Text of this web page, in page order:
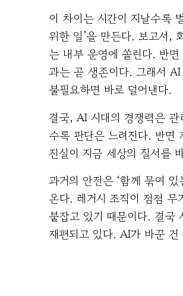
이 차이는 시간이 지날수록
위한 일’을 만든다. 보고서,
는 내부 운영에 쏠린다. 반면
과는 곧 생존이다. 그래서
불필요하면 바로 덜어낸다.
결국, AI 시대의 경쟁력은
수록 판단은 느려진다. 반면
진실이 지금 세상의 질서를
과거의 안전은 ‘함께 묶여
온다. 레거시 조직이 점점
붙잡고 있기 때문이다. 결국
재편되고 있다. AI가 바꾼